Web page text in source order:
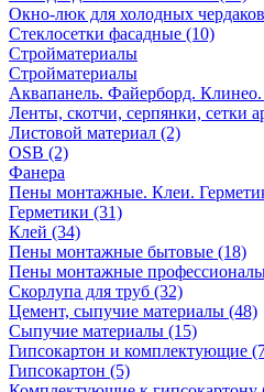
Окно-люк для холодных
Стеклосетки фасадные (10)
Стройматериалы
Стройматериалы
Аквапанель. Файерборд.
Ленты, скотчи, серпянки, сетки
Листовой материал (2)
OSB (2)
Фанера
Пены монтажные. Клеи.
Герметики (31)
Клей (34)
Пены монтажные бытовые (18)
Пены монтажные
Скорлупа для труб (32)
Цемент, сыпучие материалы (48)
Сыпучие материалы (15)
Гипсокартон и комплектующие
Гипсокартон (5)